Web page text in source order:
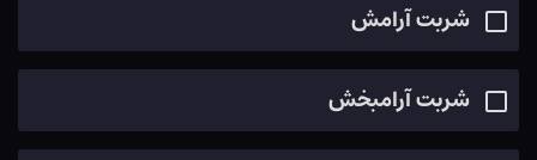
شربت آرامش
شربت آرامبخش